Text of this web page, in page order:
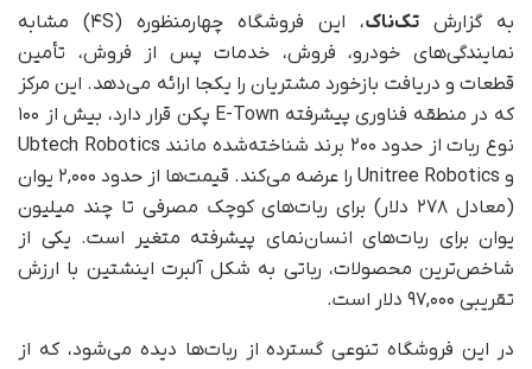
به گزارش تک‌ناک
، این فروشگاه چهارمنظوره (۴S) مشابه
نمایندگی‌های خودرو، فروش، خدمات پس از فروش، تأمین
قطعات و دریافت بازخورد مشتریان را یکجا ارائه می‌دهد. این مرکز
که در منطقه فناوری پیشرفته E-Town پکن قرار دارد، بیش از ۱۰۰
نوع ربات از حدود ۲۰۰ برند شناخته‌شده مانند Ubtech Robotics
و Unitree Robotics را عرضه می‌کند. قیمت‌ها از حدود ۲,۰۰۰ یوان
(معادل ۲۷۸ دلار) برای ربات‌های کوچک مصرفی تا چند میلیون
یوان برای ربات‌های انسان‌نمای پیشرفته متغیر است. یکی از
شاخص‌ترین محصولات، رباتی به شکل آلبرت اینشتین با ارزش
تقریبی ۹۷,۰۰۰ دلار است.
در این فروشگاه تنوعی گسترده از ربات‌ها دیده می‌شود، که از